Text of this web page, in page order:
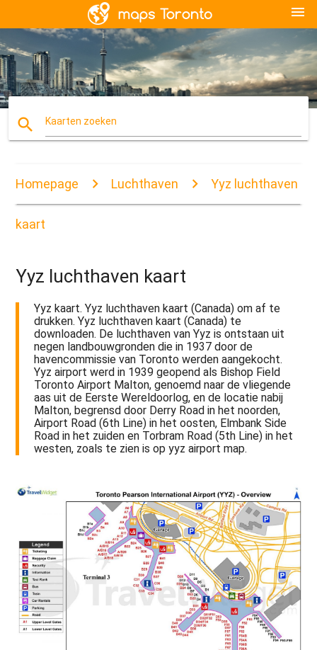
menu
search Kaarten zoeken
Homepage Luchthaven Yyz luchthaven
kaart
Yyz luchthaven kaart
Yyz kaart. Yyz luchthaven kaart (Canada) om af te
drukken. Yyz luchthaven kaart (Canada) te
downloaden. De luchthaven van Yyz is ontstaan uit
negen landbouwgronden die in 1937 door de
havencommissie van Toronto werden aangekocht.
Yyz airport werd in 1939 geopend als Bishop Field
Toronto Airport Malton, genoemd naar de vliegende
aas uit de Eerste Wereldoorlog, en de locatie nabij
Malton, begrensd door Derry Road in het noorden,
Airport Road (6th Line) in het oosten, Elmbank Side
Road in het zuiden en Torbram Road (5th Line) in het
westen, zoals te zien is op yyz airport map.